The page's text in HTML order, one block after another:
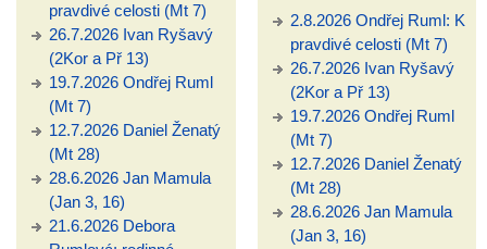
pravdivé celosti (Mt 7)
26.7.2026 Ivan Ryšavý
(2Kor a Př 13)
19.7.2026 Ondřej Ruml
(Mt 7)
12.7.2026 Daniel Ženatý
(Mt 28)
28.6.2026 Jan Mamula
(Jan 3, 16)
21.6.2026 Debora
2.8.2026 Ondřej Ruml: K
pravdivé celosti (Mt 7)
26.7.2026 Ivan Ryšavý
(2Kor a Př 13)
19.7.2026 Ondřej Ruml
(Mt 7)
12.7.2026 Daniel Ženatý
(Mt 28)
28.6.2026 Jan Mamula
(Jan 3, 16)